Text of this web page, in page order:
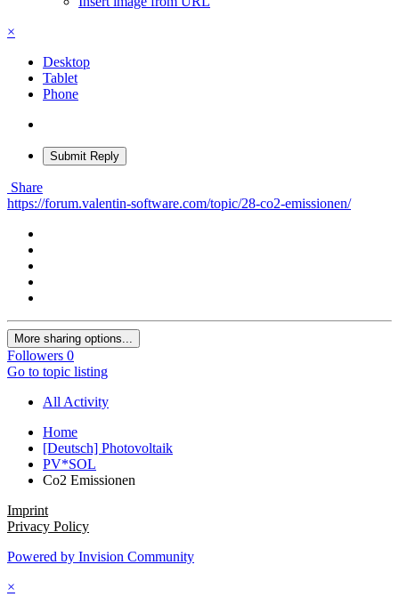
×
Desktop
Tablet
Phone
Submit Reply
Share
https://forum.valentin-software.com/topic/28-co2-emissionen/
More sharing options...
Followers 0
Go to topic listing
All Activity
Home
[Deutsch] Photovoltaik
PV*SOL
Co2 Emissionen
Imprint
Privacy Policy
Powered by Invision Community
×